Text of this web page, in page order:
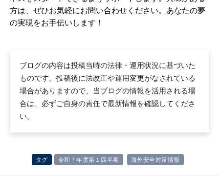
方は、ぜひお気軽にお問い合わせください。あなたの夢
の実現をお手伝いします！
ブログの内容は投稿当時の法律・運用状況に基づいた
ものです。投稿後に法改正や運用変更がなされている
場合がありますので、当ブログの情報を活用される場
合は、必ずご自身の責任で最新情報を確認してくださ
い。
タグ 令和７年度第１四半期 海外安全対策情報